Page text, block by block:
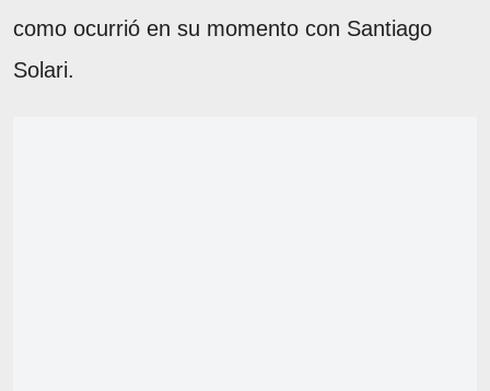
como ocurrió en su momento con Santiago
Solari.